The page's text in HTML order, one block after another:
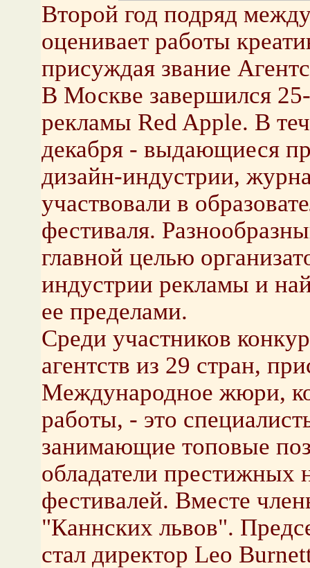
Второй год подряд
оценивает работы
присуждая звание
В Москве завершился
рекламы Red Apple. В
декабря - выдающиеся
дизайн-индустрии,
участвовали в
фестиваля.
главной целью
индустрии рекламы и
ее пределами.
Среди участников
агентств из 29 стран,
Международное жюри,
работы, - это
занимающие топовые
обладатели престижных
фестивалей. Вместе
"Каннских львов".
стал директор Leo